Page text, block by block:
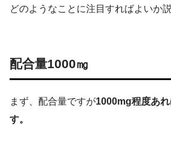
どのようなことに注目すればよいか
配合量1000㎎
まず、配合量ですが1000mg程度あ
す。